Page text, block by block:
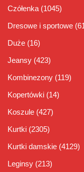
Czółenka (1045)
Dresowe i sportowe
Duże (16)
Jeansy (423)
Kombinezony (119)
Kopertówki (14)
Koszule (427)
Kurtki (2305)
Kurtki damskie (4129)
Leginsy (213)